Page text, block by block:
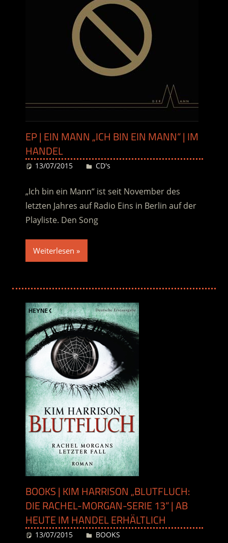
EP | EIN MANN „ICH BIN EIN MANN“ | IM
HANDEL
13/07/2015 Desiree
CD's
„Ich bin ein Mann“ ist seit November des
letzten Jahres auf Radio Eins in Berlin auf der
Playliste. Den Song
Weiterlesen
BOOKS | KIM HARRISON „BLUTFLUCH:
DIE RACHEL-MORGAN-SERIE 13“ | AB
HEUTE IM HANDEL ERHÄLTLICH
13/07/2015 Desiree
BOOKS